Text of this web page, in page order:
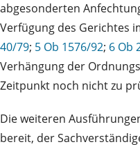
abgesonderten
Verfügung des Gerichtes
40/79; 5 Ob 1576/92; 6 Ob
Verhängung der
Zeitpunkt noch nicht zu
Die weiteren
bereit, der